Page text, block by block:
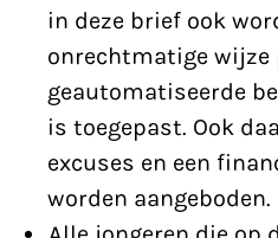
in deze brief ook
onrechtmatige wijze
geautomatiseerde
is toegepast. Ook
excuses en een
worden aangeboden.